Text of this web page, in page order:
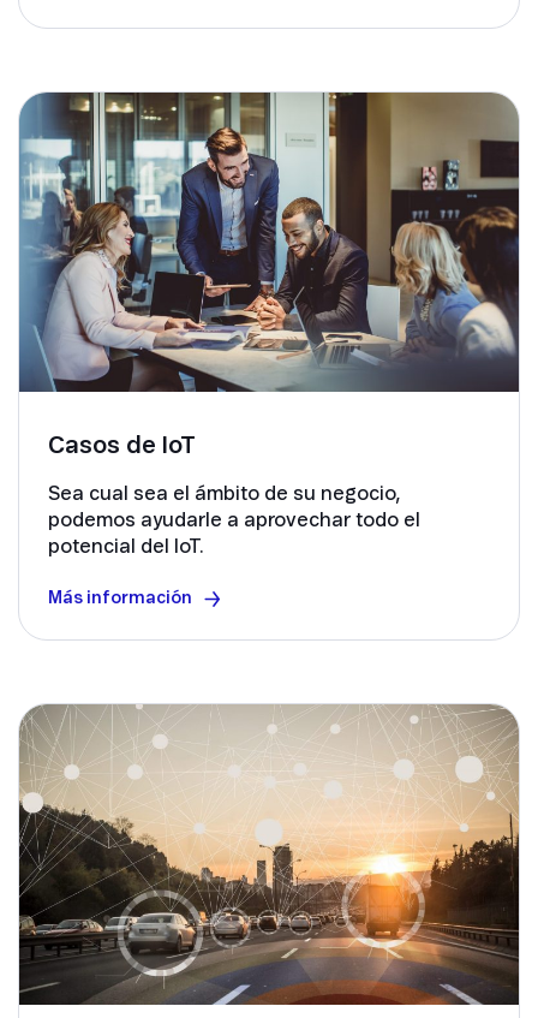
Casos de IoT
Sea cual sea el ámbito de su negocio,
podemos ayudarle a aprovechar todo el
potencial del IoT.
Más información